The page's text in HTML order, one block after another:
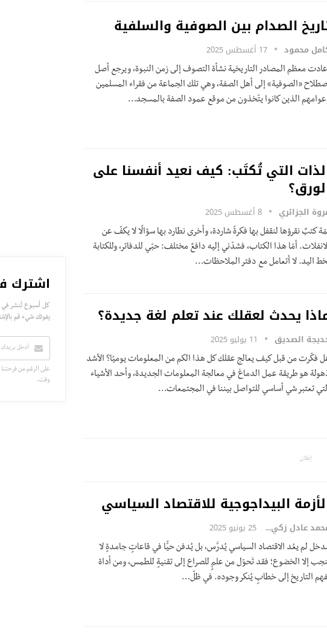
الصدام بين الصوفية والسلفية
محمود 17 أغسطس 2025
معظم المصادر التاريخية نشأة التصوف إلى زمن النبوة، ويرجع أصل
«الصوفية» إلى أهل الصفة، وهي تلك الجماعة من فقراء المسلمين
الذين كانوا يتّخذون من موقع عمود الصفة بالمسجد…
التي تُكتَب: كيف نعيد أنفسنا على
الجزائري 8 أغسطس 2025
كتبٌ نقرؤها لنقفل بها فكرةً شاردة، وأخرى نطارد بها سؤالًا لا يكفّ عن
أمّا هذا الكتاب، فشدّني إليه دافعٌ مختلف: حبّي للدفاتر، وللكتابة
اليد. لا أتعامل مع دفتر الملاحظات…
يحدث لعقلك عند تعلم لغة جديدة؟
الصديق 11 يوليو 2025
فكّرت من قبل كيف يعالج عقلك كل هذا الكم من المعلومات يوميًا؟ الأشد
هو طريقة عمل الدماغ في معالجة المعلومات الجديدة، وأحد الأشياء
تعتبر شي أساسي للتواصل بيننا في المجتمعات…
إعلان
البيداجوجية للاقتصاد السياسي
محمد عادل زكي 25 يونيو 2025
لم يعُد الاقتصاد السياسي يُدرَّس، بل يُدفن حيًّا في قاعاتٍ جامدةٍ لا
إلا الخضوع؛ فقد تَحوّل من علمٍ للصراع إلى تقنيةٍ للطمس، ومن أداة
التاريخ إلى خطابٍ يُنكر وجوده. في ظلّ…
اشترك
كل أسبوع تُنشر في
يفوتك شيء قم
على الرغم من
وقت.